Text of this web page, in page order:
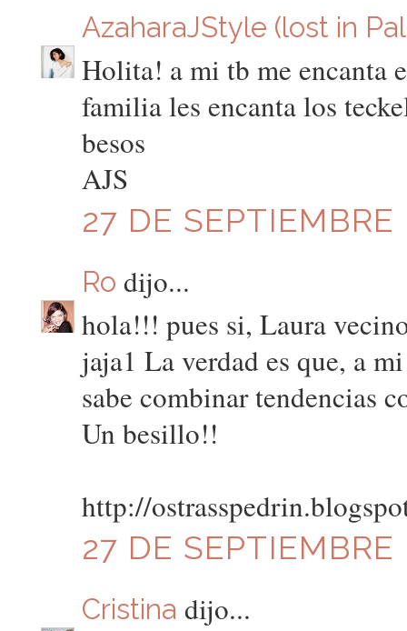
AzaharaJStyle (lost in
Holita! a mi tb me encanta
familia les encanta los
besos
AJS
27 DE
Ro dijo...
hola!!! pues si, Laura
jaja1 La verdad es que, a
sabe combinar tendencias
Un besillo!!
http://
27 DE SEPTIEMBRE
Cristina dijo...